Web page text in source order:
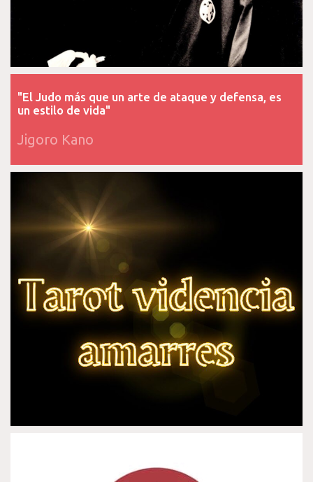
"El Judo más que un arte de ataque y defensa, es
un estilo de vida"
Jigoro Kano